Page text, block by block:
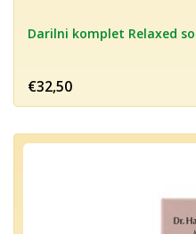
Darilni komplet Relaxed
€32,50